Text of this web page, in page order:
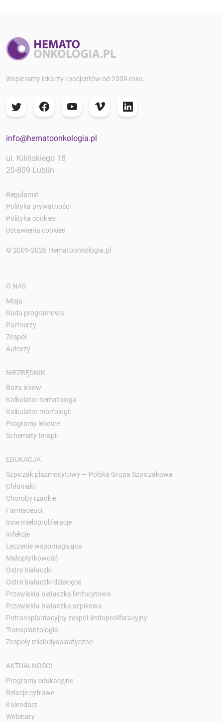
Wspieramy lekarzy i pacjentów od 2009 roku.
info@hematoonkologia.pl
ul. Kilińskiego 18
20-809 Lublin
Regulamin
Polityka prywatności
Polityka cookies
Ustawienia cookies
© 2009-2026 Hematoonkologia.pl
O NAS
Misja
Rada programowa
Partnerzy
Zespół
Autorzy
NIEZBĘDNIK
Baza leków
Kalkulator hematologa
Kalkulator morfologii
Programy lekowe
Schematy terapii
EDUKACJA
Szpiczak plazmocytowy — Polska Grupa Szpiczakowa
Chłoniaki
Choroby rzadkie
Farmaceuci
Inne mieloproliferacje
Infekcje
Leczenie wspomagające
Małopłytkowość
Ostre białaczki
Ostre białaczki dziecięce
Przewlekła białaczka limfocytowa
Przewlekła białaczka szpikowa
Potransplantacyjny zespół limfoproliferacyjny
Transplantologia
Zespoły mielodysplastyczne
AKTUALNOŚCI
Programy edukacyjne
Relacje cyfrowe
Kalendarz
Webinary